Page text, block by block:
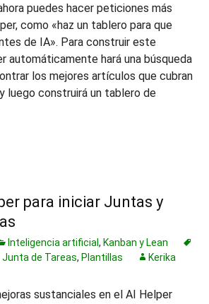
puedes hacer peticiones más
como «haz un tablero para que
de IA». Para construir este
automáticamente hará una búsqueda
los mejores artículos que cubran
luego construirá un tablero de
para iniciar Juntas y
Inteligencia artificial , Kanban y Lean
Junta de Tareas, Plantillas Kerika
sustanciales en el AI Helper